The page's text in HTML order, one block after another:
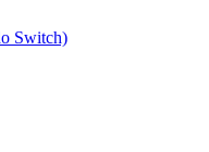
Switch)